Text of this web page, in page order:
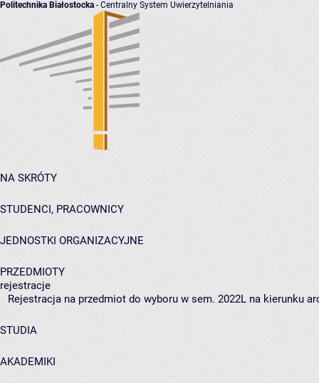
Politechnika Białostocka - Centralny System Uwierzytelniania
NA SKRÓTY
STUDENCI, PRACOWNICY
JEDNOSTKI ORGANIZACYJNE
PRZEDMIOTY
rejestracje
Rejestracja na przedmiot do wyboru w sem. 2022L na kierunku
STUDIA
AKADEMIKI